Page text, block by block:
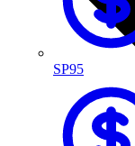
SP95